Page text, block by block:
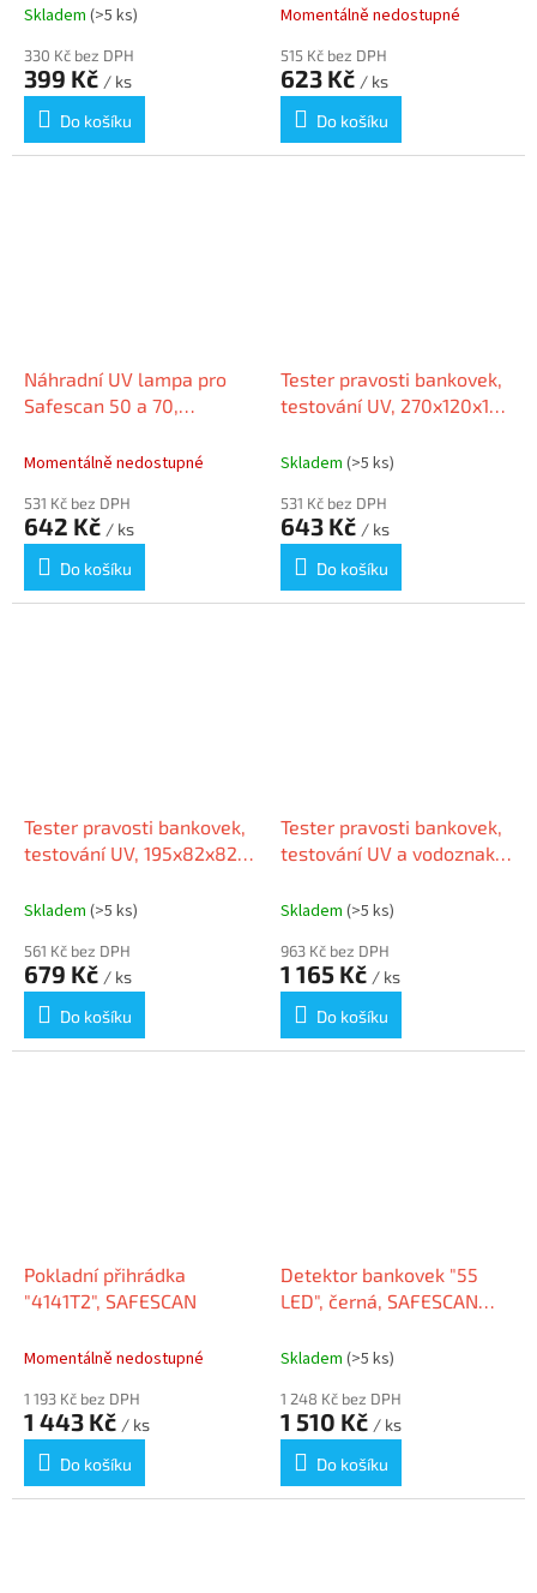
Skladem (>5 ks)
330 Kč bez DPH
399 Kč / ks
Do košíku
Momentálně nedostupné
515 Kč bez DPH
623 Kč / ks
Do košíku
Náhradní UV lampa pro
Safescan 50 a 70,
Momentálně nedostupné
531 Kč bez DPH
642 Kč / ks
Do košíku
Tester pravosti bankovek,
testování UV, 270x120x105
Skladem (>5 ks)
531 Kč bez DPH
643 Kč / ks
Do košíku
Tester pravosti bankovek,
testování UV, 195x82x82
Skladem (>5 ks)
561 Kč bez DPH
679 Kč / ks
Do košíku
Tester pravosti bankovek,
testování UV a vodoznaků,
Skladem (>5 ks)
963 Kč bez DPH
1 165 Kč / ks
Do košíku
Pokladní přihrádka
"4141T2", SAFESCAN
Momentálně nedostupné
1 193 Kč bez DPH
1 443 Kč / ks
Do košíku
Detektor bankovek "55
LED", černá, SAFESCAN
Skladem (>5 ks)
1 248 Kč bez DPH
1 510 Kč / ks
Do košíku